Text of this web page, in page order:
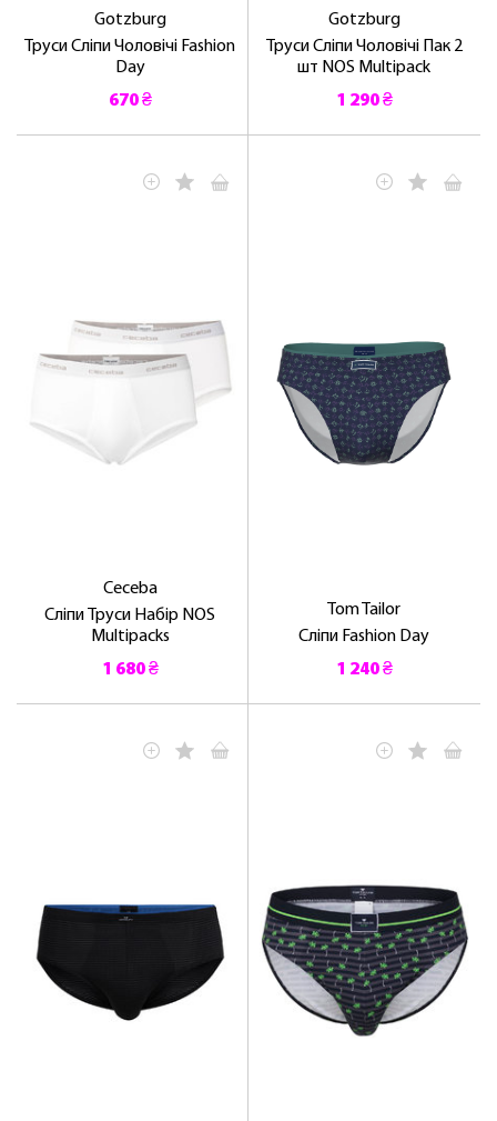
Gotzburg
Труси Сліпи Чоловічі Fashion
Day
670 ₴
Gotzburg
Труси Сліпи Чоловічі Пак 2
шт NOS Multipack
1 290 ₴
Ceceba
Сліпи Труси Набір NOS
Multipacks
1 680 ₴
Tom Tailor
Сліпи Fashion Day
1 240 ₴